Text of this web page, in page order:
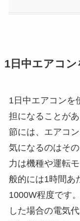
1日中エアコ
1日中エアコンを
担になることが
節には、エアコ
気になるのはそ
力は機種や運転
般的には1時間あ
1000W程度です
した場合の電気